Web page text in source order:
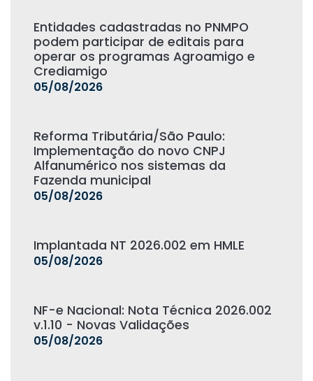
Entidades cadastradas no PNMPO
podem participar de editais para
operar os programas Agroamigo e
Crediamigo
05/08/2026
Reforma Tributária/São Paulo:
Implementação do novo CNPJ
Alfanumérico nos sistemas da
Fazenda municipal
05/08/2026
Implantada NT 2026.002 em HMLE
05/08/2026
NF-e Nacional: Nota Técnica 2026.002
v.1.10 - Novas Validações
05/08/2026